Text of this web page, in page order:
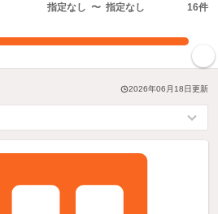
指定なし 〜 指定なし 16件
2026年06月18日更新